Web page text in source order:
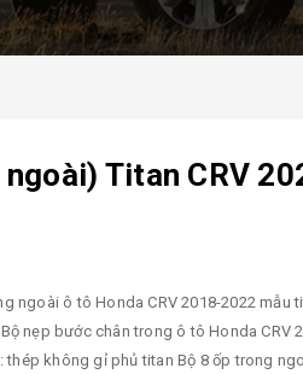
Titan CRV
ngoài ô tô Honda CRV 2018-2022 mẫu
không gỉ phủ titan Bộ 8 ốp trong